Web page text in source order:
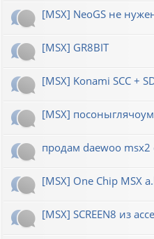
[MSX] NeoGS не
[MSX] GR8BIT
[MSX] Konami SCC +
[MSX]
продам daewoo msx2
[MSX] One Chip MSX
[MSX] SCREEN8 из